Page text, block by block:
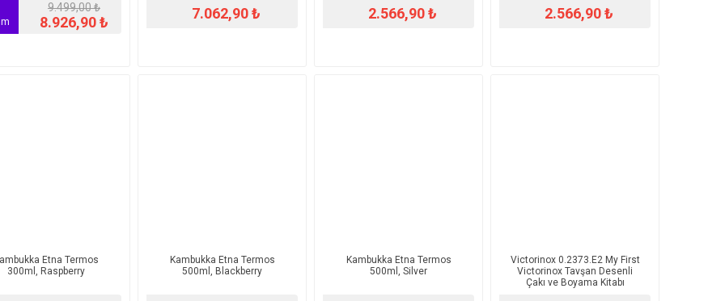
9.499,00 ₺
8.926,90 ₺
7.062,90 ₺ 2.566,90 ₺ 2.566,90 ₺
Etna Termos
300ml, Raspberry
​Kambukka Etna Termos
500ml, Blackberry
​Kambukka Etna Termos
500ml, Silver
​Victorinox 0.2373.E2 My First
Victorinox Tavşan Desenli
Çakı ve Boyama Kitabı